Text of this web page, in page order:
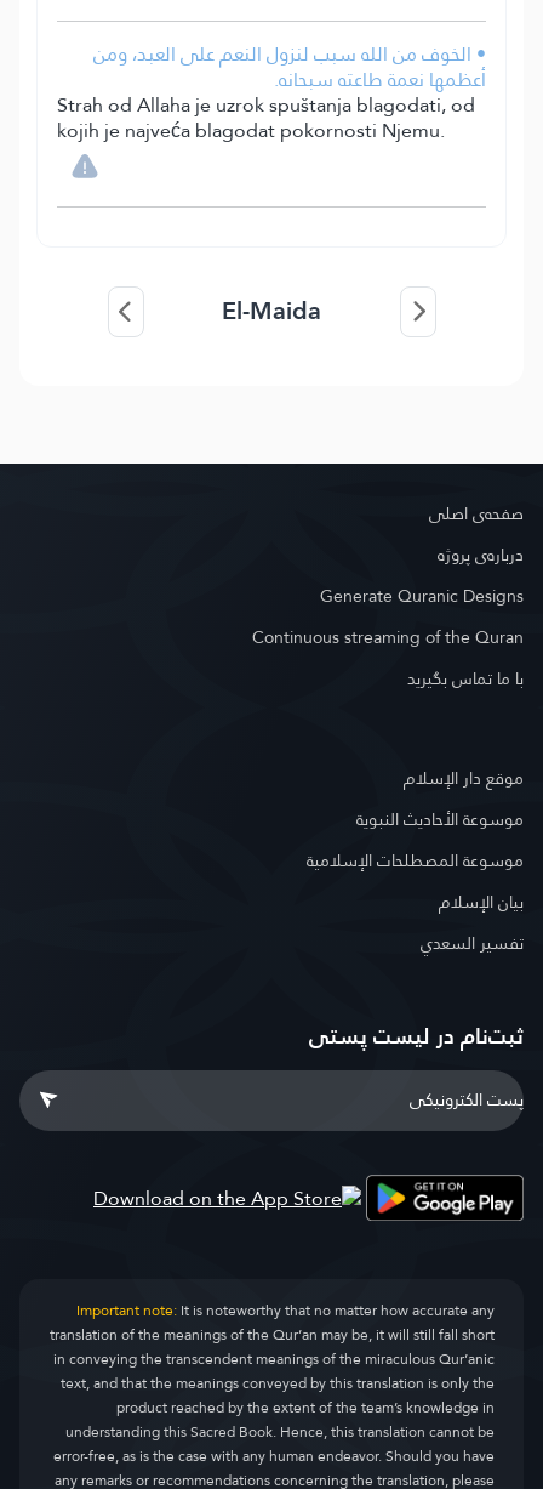
• الخوف من الله سبب لنزول النعم على العبد، ومن
أعظمها نعمة طاعته سبحانه.
Strah od Allaha je uzrok spuštanja blagodati, od
kojih je najveća blagodat pokornosti Njemu.
El-Maida
صفحه‌ى اصلى
درباره‌ى پروژه
Generate Quranic Designs
Continuous streaming of the Quran
با ما تماس بگیرید
موقع دار الإسلام
موسوعة الأحاديث النبوية
موسوعة المصطلحات الإسلامية
بيان الإسلام
تفسير السعدي
ثبت‌نام در ليست پستى
Important note:It is noteworthy that no matter how accurate any
translation of the meanings of the Qur’an may be, it will still fall short
in conveying the transcendent meanings of the miraculous Qur’anic
text, and that the meanings conveyed by this translation is only the
product reached by the extent of the team’s knowledge in
understanding this Sacred Book. Hence, this translation cannot be
error-free, as is the case with any human endeavor. Should you have
any remarks or recommendations concerning the translation, please